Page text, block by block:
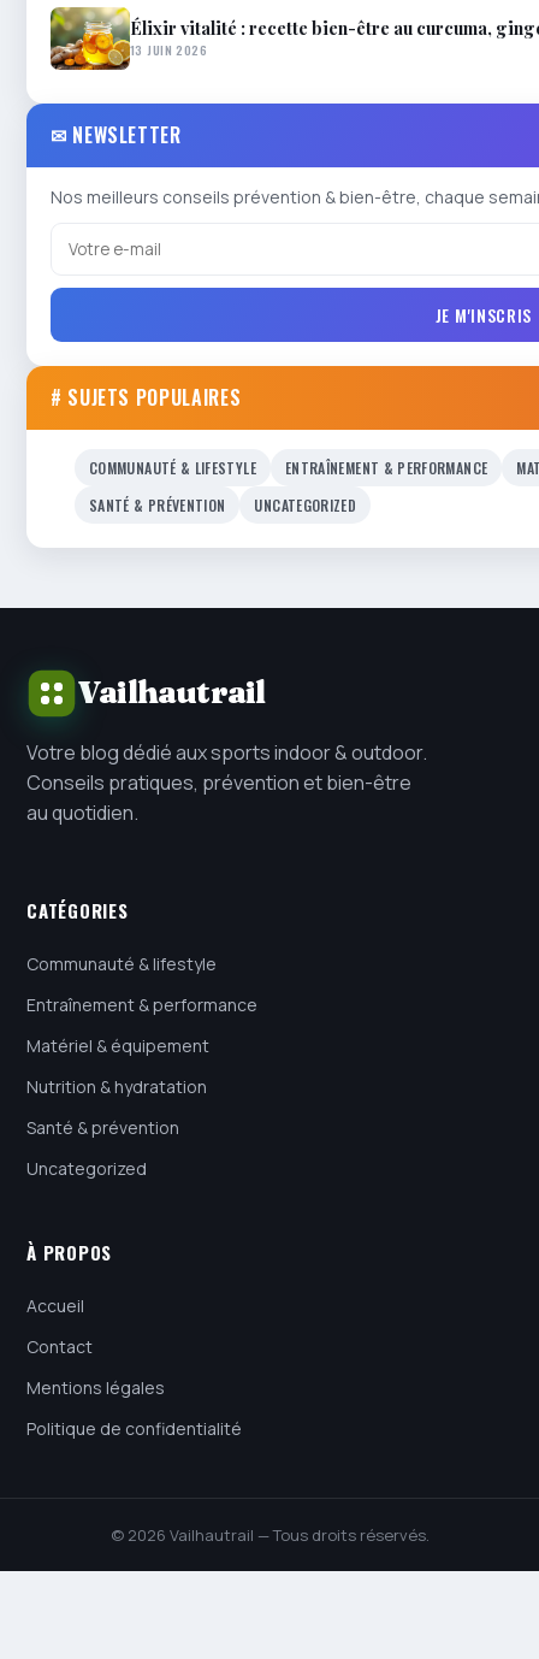
Élixir vitalité : recette bien-être au curcuma,
13 JUIN 2026
✉ NEWSLETTER
Nos meilleurs conseils prévention & bien-être, chaque
JE M'INSCRIS
# SUJETS POPULAIRES
COMMUNAUTÉ & LIFESTYLE ENTRAÎNEMENT & PERFORMANCE
SANTÉ & PRÉVENTION
UNCATEGORIZED
Vailhautrail
Votre blog dédié aux sports indoor & outdoor.
Conseils pratiques, prévention et bien-être
au quotidien.
CATÉGORIES
Communauté & lifestyle
Entraînement & performance
Matériel & équipement
Nutrition & hydratation
Santé & prévention
Uncategorized
À PROPOS
Accueil
Contact
Mentions légales
Politique de confidentialité
© 2026 Vailhautrail — Tous droits réservés.